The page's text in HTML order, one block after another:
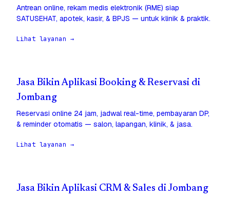
Antrean online, rekam medis elektronik (RME) siap
SATUSEHAT, apotek, kasir, & BPJS — untuk klinik & praktik.
Lihat layanan →
Jasa Bikin Aplikasi Booking & Reservasi di
Jombang
Reservasi online 24 jam, jadwal real-time, pembayaran DP,
& reminder otomatis — salon, lapangan, klinik, & jasa.
Lihat layanan →
Jasa Bikin Aplikasi CRM & Sales di Jombang